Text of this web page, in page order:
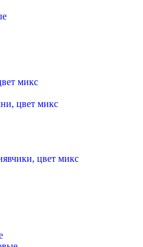
микс
цвет микс
цвет микс